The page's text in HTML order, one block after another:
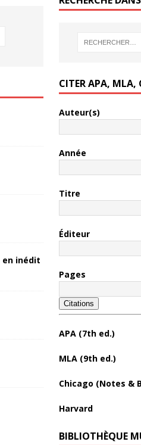
en inédit
CITER APA, MLA,
Auteur(s)
Année
Titre
Éditeur
Pages
Citations
APA (7th ed.)
MLA (9th ed.)
Chicago (Notes &
Harvard
BIBLIOTHÈQUE